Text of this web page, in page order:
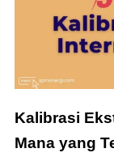
Kalibrasi
Mana yang